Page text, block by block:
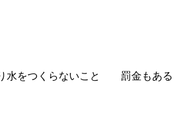
水をつくらないこと 罰金もある